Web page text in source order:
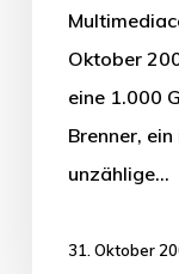
Oktober
eine 1.000
Brenner,
unzählige…
31. Oktober